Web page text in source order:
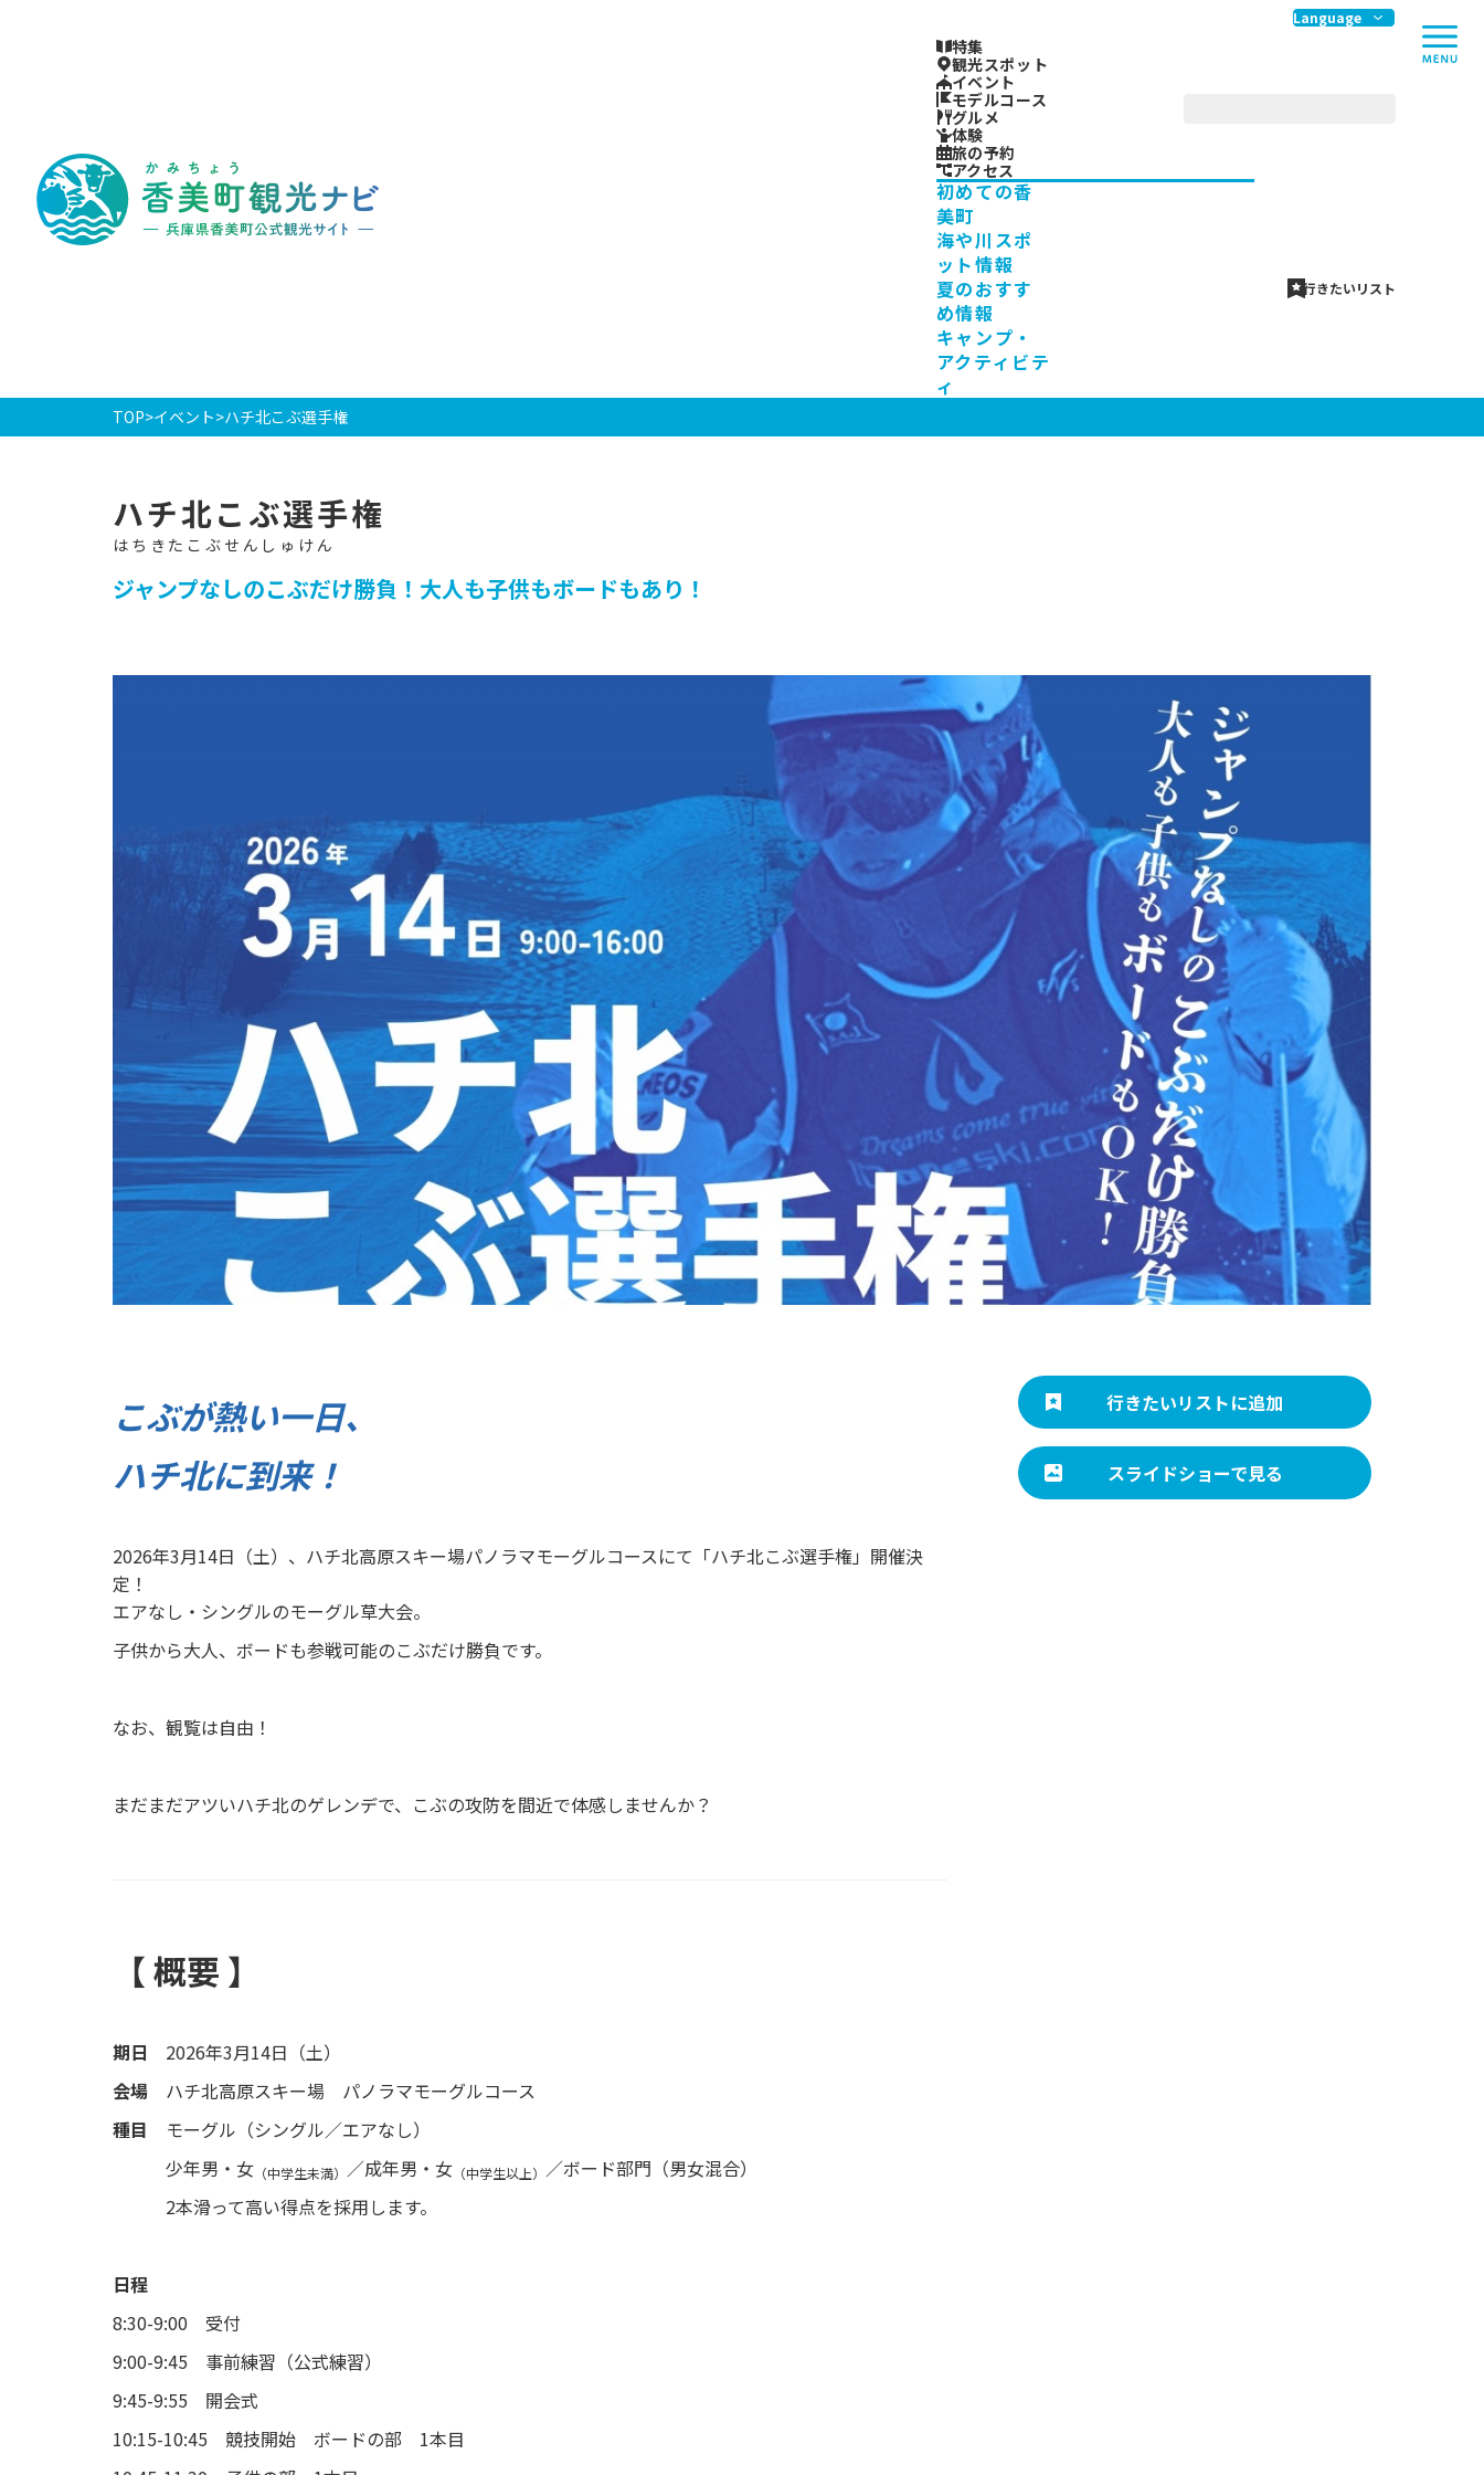
香
美
町
観
光
美
町
公
式
観
光
サ
イ
ト
-
Language
行きたいリスト
特集
観光スポット
イベント
モデルコース
グルメ
体験
旅の予約
アクセス
初めての香
美町
海や川スポ
ット情報
夏のおすす
め情報
キャンプ・
アクティビテ
ィ
TOP イベント ハチ北こぶ選手権
ハチ北こぶ選手権
ジャンプなしのこぶだけ勝負！大人も子供もボードもあり！
こぶが熱い一日、
ハチ北に到来！
2026年3月14日（土）、ハチ北高原スキー場パノラマモーグルコースにて「ハチ北こぶ選手権」開催決
定！
エアなし・シングルのモーグル草大会。
子供から大人、ボードも参戦可能のこぶだけ勝負です。
なお、観覧は自由！
まだまだアツいハチ北のゲレンデで、こぶの攻防を間近で体感しませんか？
【 概要 】
期日 2026年3月14日（土）
会場 ハチ北高原スキー場 パノラマモーグルコース
種目 モーグル（シングル／エアなし）
少年男・女 （中学生未満） ／成年男・女 （中学生以上） ／ボード部門（男女混合）
2本滑って高い得点を採用します。
日程
8:30-9:00 受付
9:00-9:45 事前練習（公式練習）
9:45-9:55 開会式
10:15-10:45 競技開始 ボードの部 1本目
行きたいリストに追加
スライドショーで見る